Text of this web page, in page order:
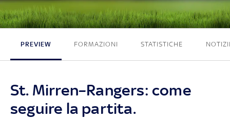
1 - 2
PREVIEW FORMAZIONI STATISTICHE
St. Mirren–Rangers: come
seguire la partita.